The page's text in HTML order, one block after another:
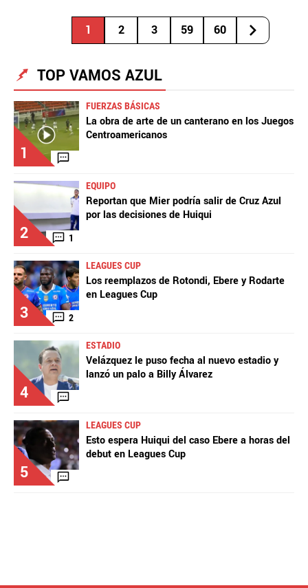
1 2 3 59 60
TOP VAMOS AZUL
1
FUERZAS BÁSICAS
La obra de arte de un canterano en los Juegos
Centroamericanos
2 1
EQUIPO
Reportan que Mier podría salir de Cruz Azul
por las decisiones de Huiqui
3 2
LEAGUES CUP
Los reemplazos de Rotondi, Ebere y Rodarte
en Leagues Cup
4
ESTADIO
Velázquez le puso fecha al nuevo estadio y
lanzó un palo a Billy Álvarez
5
LEAGUES CUP
Esto espera Huiqui del caso Ebere a horas del
debut en Leagues Cup